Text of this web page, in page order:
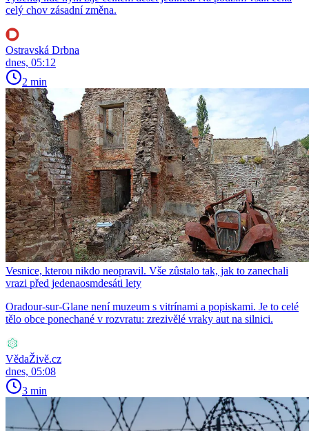
celý chov zásadní změna.
Ostravská Drbna
dnes, 05:12
2 min
Vesnice, kterou nikdo neopravil. Vše zůstalo tak, jak to zanechali
vrazi před jedenaosmdesáti lety
Oradour-sur-Glane není muzeum s vitrínami a popiskami. Je to celé
tělo obce ponechané v rozvratu: zrezivělé vraky aut na silnici.
VědaŽivě.cz
dnes, 05:08
3 min